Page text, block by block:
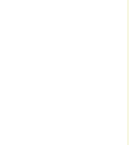
परिसरभित्र पानी